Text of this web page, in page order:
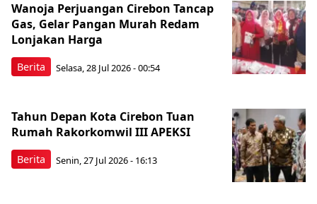
Berita
Wanoja Perjuangan Cirebon Tancap
Gas, Gelar Pangan Murah Redam
Lonjakan Harga
Selasa, 28 Jul 2026 - 00:54
Berita
Tahun Depan Kota Cirebon Tuan
Rumah Rakorkomwil III APEKSI
Senin, 27 Jul 2026 - 16:13